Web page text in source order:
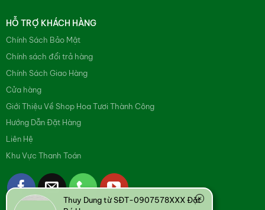
HỖ TRỢ KHÁCH HÀNG
Chính Sách Bảo Mật
Chính sách đổi trả hàng
Chính Sách Giao Hàng
Cửa hàng
Giới Thiệu Về Shop Hoa Tươi Thành Công
Hướng Dẫn Đặt Hàng
Liên Hệ
Khu Vực Thanh Toán
Thuy Dung từ SĐT-0907578XXX Đặt